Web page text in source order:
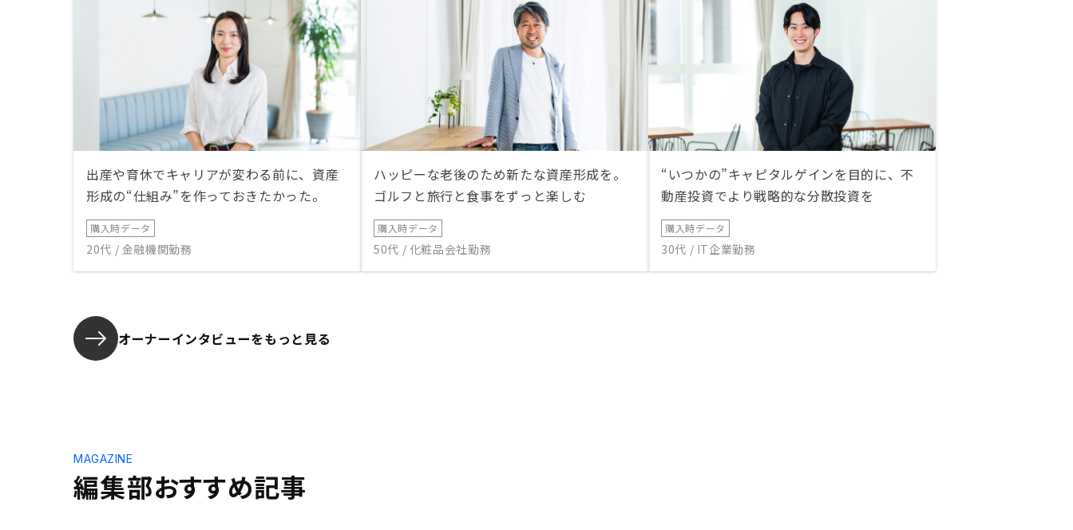
出産や育休でキャリアが変わる前に、資産
形成の“仕組み”を作っておきたかった。
購入時データ
20代 / 金融機関勤務
ハッピーな老後のため新たな資産形成を。
ゴルフと旅行と食事をずっと楽しむ
購入時データ
50代 / 化粧品会社勤務
“いつかの”キャピタルゲインを目的に、不
動産投資でより戦略的な分散投資を
購入時データ
30代 / IT企業勤務
オーナーインタビューをもっと見る
編集部おすすめ記事
MAGAZINE